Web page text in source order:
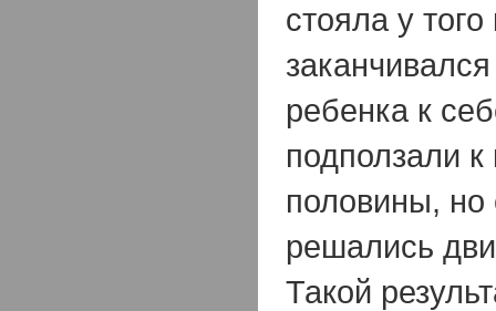
стояла у
ребенка к
подползали
половины,
решались
Такой